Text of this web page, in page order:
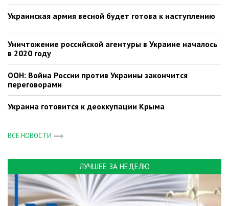
Украинская армия весной будет готова к наступлению
Уничтожение российской агентуры в Украине началось
в 2020 году
ООН: Война России против Украины закончится
переговорами
Украина готовится к деоккупации Крыма
ВСЕ НОВОСТИ
ЛУЧШЕЕ ЗА НЕДЕЛЮ